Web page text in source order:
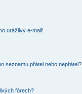
urážlivý e-mail!
seznamu přátel nebo nepřátel?
fórech?